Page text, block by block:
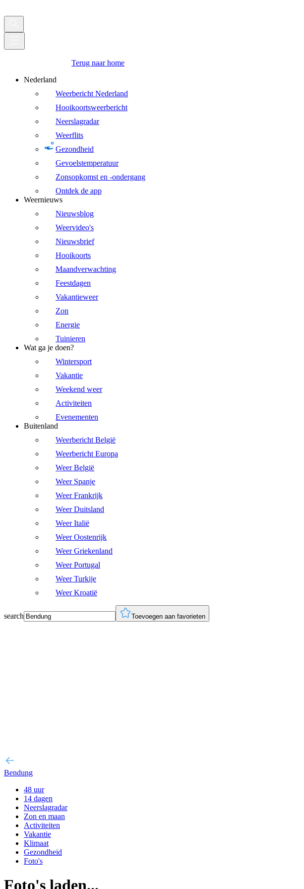
Terug naar home
Nederland
Weerbericht Nederland
Hooikoortsweerbericht
Neerslagradar
Weerflits
Gezondheid
Gevoelstemperatuur
Zonsopkomst en -ondergang
Ontdek de app
Weernieuws
Nieuwsblog
Weervideo's
Nieuwsbrief
Hooikoorts
Maandverwachting
Feestdagen
Vakantieweer
Zon
Energie
Tuinieren
Wat ga je doen?
Wintersport
Vakantie
Weekend weer
Activiteiten
Evenementen
Buitenland
Weerbericht België
Weerbericht Europa
Weer België
Weer Spanje
Weer Frankrijk
Weer Duitsland
Weer Italië
Weer Oostenrijk
Weer Griekenland
Weer Portugal
Weer Turkije
Weer Kroatië
search Toevoegen aan favorieten
Bendung
48 uur
14 dagen
Neerslagradar
Zon en maan
Activiteiten
Vakantie
Klimaat
Gezondheid
Foto's
Foto's laden...